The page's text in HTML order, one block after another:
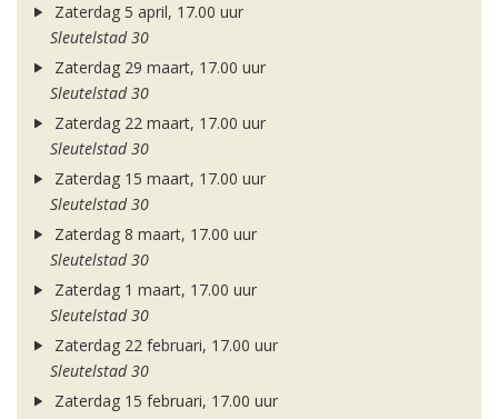
Zaterdag 5 april, 17.00 uur
Sleutelstad 30
Zaterdag 29 maart, 17.00 uur
Sleutelstad 30
Zaterdag 22 maart, 17.00 uur
Sleutelstad 30
Zaterdag 15 maart, 17.00 uur
Sleutelstad 30
Zaterdag 8 maart, 17.00 uur
Sleutelstad 30
Zaterdag 1 maart, 17.00 uur
Sleutelstad 30
Zaterdag 22 februari, 17.00 uur
Sleutelstad 30
Zaterdag 15 februari, 17.00 uur